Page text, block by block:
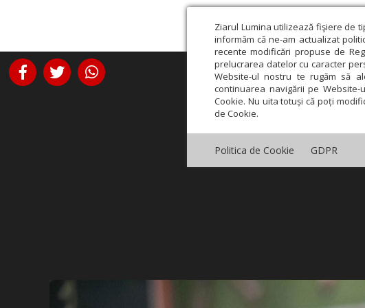
Ziarul Lumina utilizează fişiere de
informăm că ne-am actualizat
recente modificări propuse de
prelucrarea datelor cu caracter
Website-ul nostru te rugăm să
continuarea navigării pe
Cookie. Nu uita totuși că poți
de Cookie.
Politica de Cookie GDPR